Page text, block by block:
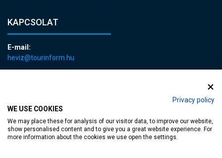
Privacy policy
WE USE COOKIES
We may place these for analysis of our visitor data, to improve our website,
show personalised content and to give you a great website experience. For
more information about the cookies we use open the settings.
KAPCSOLAT
E-mail:
heviz@tourinform.hu